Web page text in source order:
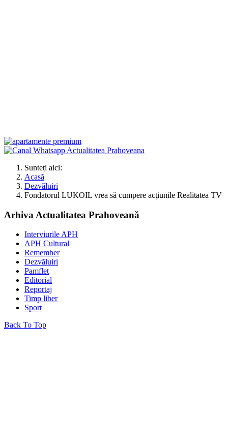
Sunteți aici:
Acasă
Dezvăluiri
Fondatorul LUKOIL vrea să cumpere acţiunile Realitatea TV
Arhiva Actualitatea Prahoveană
Interviurile APH
APH Cultural
Remember
Dezvăluiri
Pamflet
Editorial
Reportaj
Timp liber
Sport
Back To Top